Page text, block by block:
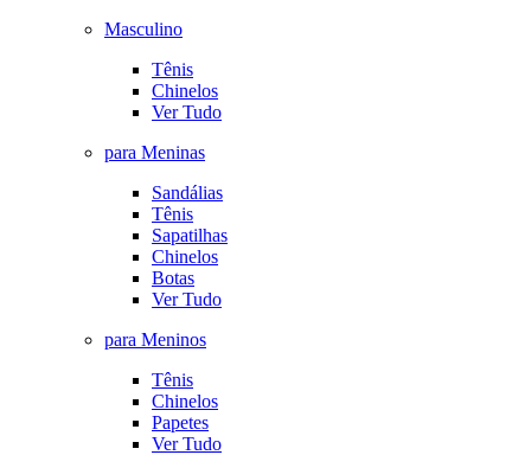
Masculino
Tênis
Chinelos
Ver Tudo
para Meninas
Sandálias
Tênis
Sapatilhas
Chinelos
Botas
Ver Tudo
para Meninos
Tênis
Chinelos
Papetes
Ver Tudo